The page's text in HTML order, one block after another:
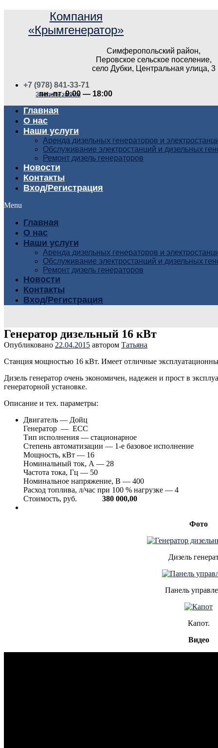
Компания
«Крымгенератор»
Симферопольский район,
Перовское сельское поселение,
село Дубки, Центральная улица, 3
+7 (978) 841-33-71
пн.-пт. 9:00 — 18:00
Заказать звонок
Главная
О нас
Наши услуги
Аренда дизельных генераторов и
Обслуживание электростанций и дизельных
Ремонт дизель генераторов
Новости
Контакты
Вход/Регистрация
Menu
Главная
О нас
Наши услуги
Аренда дизельных генераторов и
Обслуживание электростанций и дизельных
Ремонт дизель генераторов
Новости
Контакты
Вход/Регистрация
Генератор дизельный 16 кВт
Опубликовано 22.04.2015 автором Татьяна
Станция мощностью 16 кВт. Имеет отличные
Дизель генератор очень экономичен, надежен и прост в
генераторной установке.
Описание и тех. параметры:
Двигатель — Дойц
Генератор — ЕСС
Тип исполнения — стационарное
Степень автоматизации — 1-е базовое исполнение
Мощность, кВт — 16
Номинальный ток, А — 28
Частота тока, Гц — 50
Номинальное напряжение, В — 400
Расход топлива, л/час при 100 % нагрузке — 4
Стоимость, руб. 380 000,00
Фото
Дизель
Панель
Капот.
Видео